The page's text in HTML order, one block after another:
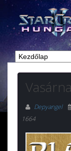
Depyangel
1664